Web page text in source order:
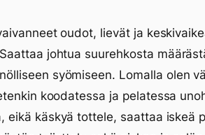
oudot, lievät ja
johtua suurehkosta
syömiseen. Lomalla olen
koodatessa ja pelatessa
eikä käskyä tottele, saattaa iskeä